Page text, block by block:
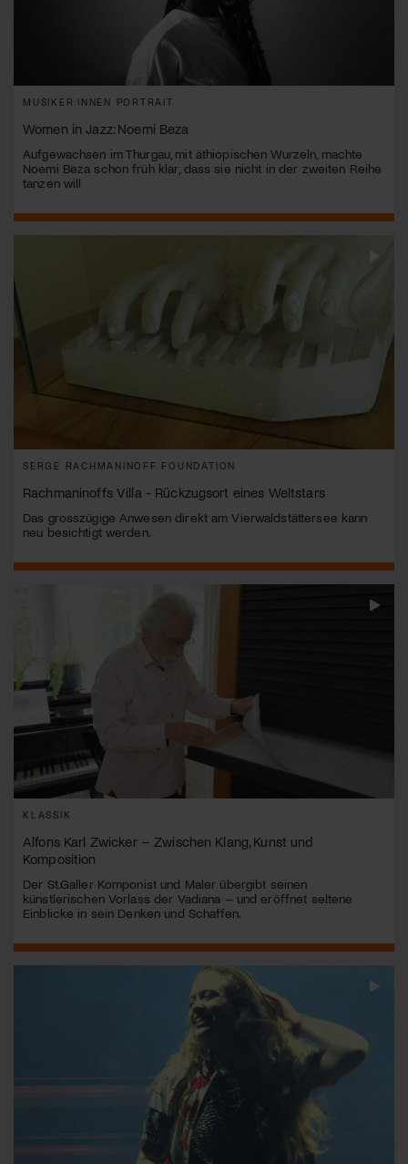
MUSIKER:INNEN PORTRAIT
Women in Jazz: Noemi Beza
Aufgewachsen im Thurgau, mit äthiopischen Wurzeln, machte
Noemi Beza schon früh klar, dass sie nicht in der zweiten Reihe
tanzen will
SERGE RACHMANINOFF FOUNDATION
Rachmaninoffs Villa - Rückzugsort eines Weltstars
Das grosszügige Anwesen direkt am Vierwaldstättersee kann
neu besichtigt werden.
KLASSIK
Alfons Karl Zwicker – Zwischen Klang, Kunst und
Komposition
Der St.Galler Komponist und Maler übergibt seinen
künstlerischen Vorlass der Vadiana – und eröffnet seltene
Einblicke in sein Denken und Schaffen.